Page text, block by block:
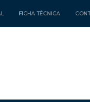
FICHA TÉCNICA